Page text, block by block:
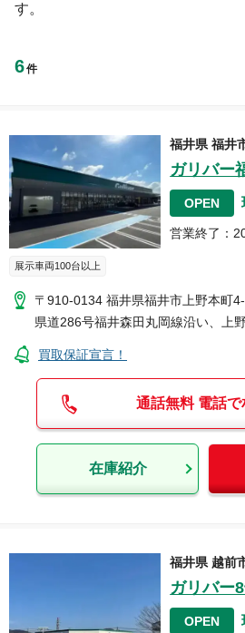
す。
6件
福井県 福井
ガリバー
OPEN
営業終了 ：
展示車両100台以上
〒910-0134 福井県福井市上野本町
県道286号福井森田丸岡線沿い、上
買取保証宣言！
通話無料 電話で
在庫紹介
福井県 越前
ガリバー
OPEN